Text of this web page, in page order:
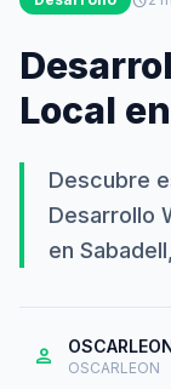
Local
Descubre
Desarrollo
en
person OSCARLEON